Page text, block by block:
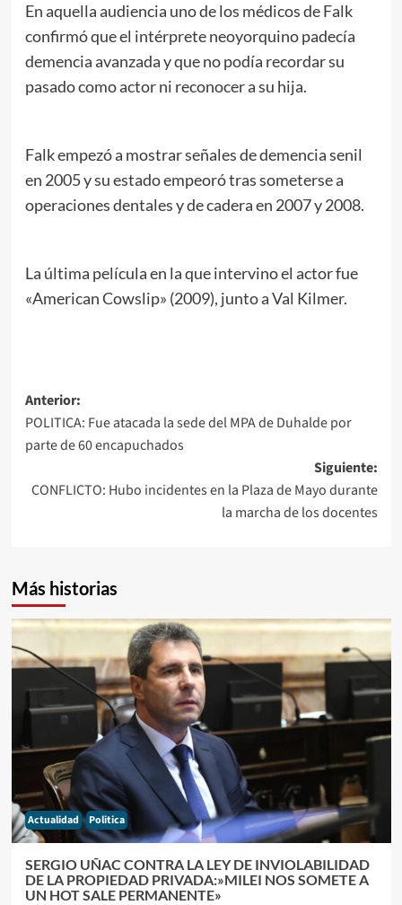
En aquella audiencia uno de los médicos de Falk
confirmó que el intérprete neoyorquino padecía
demencia avanzada y que no podía recordar su
pasado como actor ni reconocer a su hija.
Falk empezó a mostrar señales de demencia senil
en 2005 y su estado empeoró tras someterse a
operaciones dentales y de cadera en 2007 y 2008.
La última película en la que intervino el actor fue
«American Cowslip» (2009), junto a Val Kilmer.
Navegación
de
entradas
Anterior:
POLITICA: Fue atacada la sede del MPA de Duhalde por
parte de 60 encapuchados
Siguiente:
CONFLICTO: Hubo incidentes en la Plaza de Mayo durante
la marcha de los docentes
Más historias
Actualidad Politica
SERGIO UÑAC CONTRA LA LEY DE INVIOLABILIDAD
DE LA PROPIEDAD PRIVADA:»MILEI NOS SOMETE A
UN HOT SALE PERMANENTE»